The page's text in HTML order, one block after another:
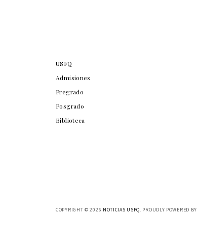
USFQ
Admisiones
Pregrado
Posgrado
Biblioteca
COPYRIGHT ©2026 NOTICIAS USFQ. PROUDLY POWERED BY